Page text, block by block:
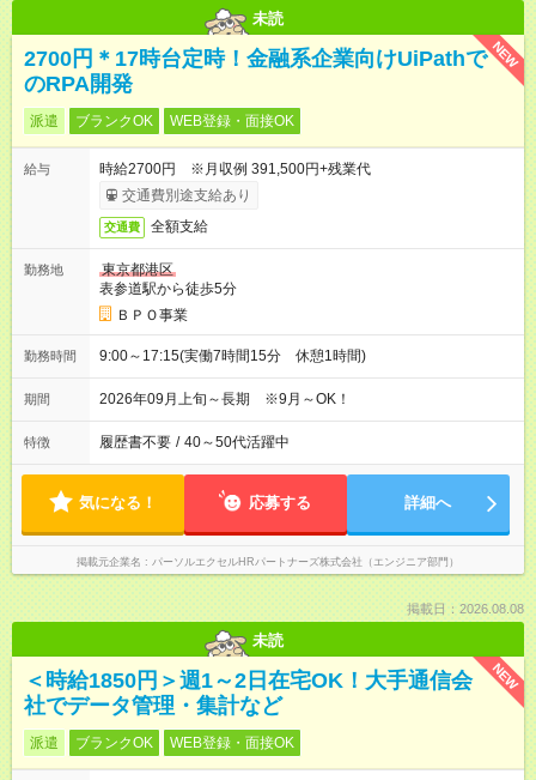
未読
NEW
2700円＊17時台定時！金融系企業向けUiPathで
のRPA開発
派遣 ブランクOK WEB登録・面接OK
給与
時給2700円 ※月収例 391,500円+残業代
交通費別途支給あり
交通費 全額支給
勤務地
東京都港区
表参道駅から徒歩5分
ＢＰＯ事業
勤務時間 9:00～17:15(実働7時間15分 休憩1時間)
期間 2026年09月上旬～長期 ※9月～OK！
特徴 履歴書不要 / 40～50代活躍中
気になる！ 応募する 詳細へ
掲載元企業名 パーソルエクセルHRパートナーズ株式会社（エンジニア部門）
掲載日：2026.08.08
未読
NEW
＜時給1850円＞週1～2日在宅OK！大手通信会
社でデータ管理・集計など
派遣 ブランクOK WEB登録・面接OK